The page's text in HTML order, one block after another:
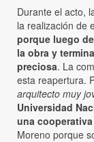
Durante el acto,
la realización de
porque luego
la obra y
preciosa. La
esta reapertura.
arquitecto muy
Universidad
una
Moreno porque